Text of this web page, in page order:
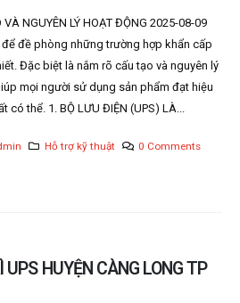
NGUYÊN LÝ HOẠT ĐỘNG 2025-08-09
đề phòng những trường hợp khẩn cấp
Đặc biệt là nắm rõ cấu tạo và nguyên lý
mọi người sử dụng sản phẩm đạt hiệu
thể. 1. BỘ LƯU ĐIỆN (UPS) LÀ...
Hỗ trợ kỹ thuật 0 Comments
HUYỆN CÀNG LONG TP